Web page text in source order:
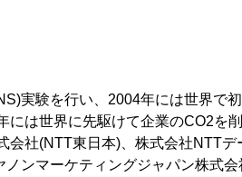
実験を行い、2004年には世界で
には世界に先駆けて企業のCO2を
社(NTT東日本)、株式会社NTTデ
ンマーケティングジャパン株式会